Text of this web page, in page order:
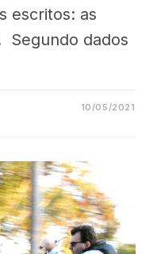
escritos: as
Segundo dados
10/05/2021